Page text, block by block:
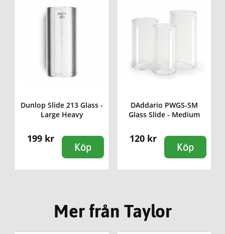
Dunlop Slide 213 Glass -
Large Heavy
199 kr
Köp
DAddario PWGS-SM
Glass Slide - Medium
120 kr
Köp
Mer från Taylor